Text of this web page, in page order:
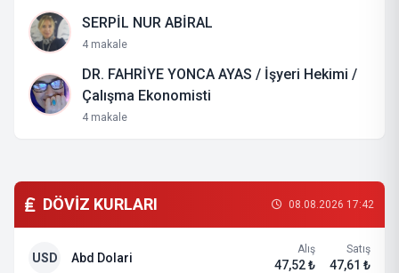
SERPİL NUR ABİRAL
4 makale
DR. FAHRİYE YONCA AYAS / İşyeri Hekimi /
Çalışma Ekonomisti
4 makale
DÖVİZ KURLARI 08.08.2026 17:42
USD Abd Dolari
Alış
47,52 ₺
Satış
47,61 ₺